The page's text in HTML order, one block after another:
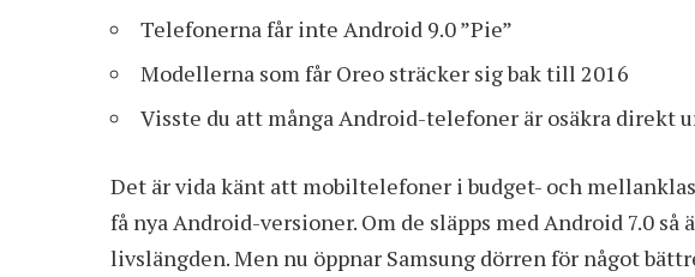
Telefonerna får inte Android 9.0 ”Pie”
Modellerna som får Oreo sträcker sig bak till 2016
Visste du att många Android-telefoner är osäkra direkt
Det är vida känt att mobiltelefoner i budget- och
få nya Android-versioner. Om de släpps med Android 7.0 så
livslängden. Men nu öppnar Samsung dörren för något